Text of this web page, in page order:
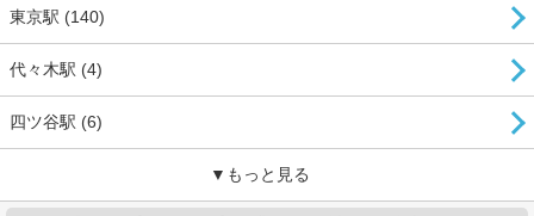
東京駅 (140)
代々木駅 (4)
四ツ谷駅 (6)
▼もっと見る